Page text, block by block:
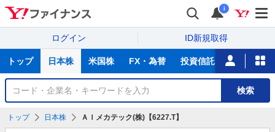
i
ログイン ID新規取得
サ
トップ 日本株 米国株 FX・為替 投資信託 ニュース
銘
検
検索
トップ 日本株 ＡＩメカテック(株)【6227.T】